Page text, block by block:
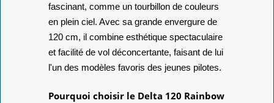
fascinant, comme un tourbillon de couleurs
en plein ciel. Avec sa grande envergure de
120 cm, il combine esthétique spectaculaire
et facilité de vol déconcertante, faisant de lui
l'un des modèles favoris des jeunes pilotes.
Pourquoi choisir le Delta 120 Rainbow